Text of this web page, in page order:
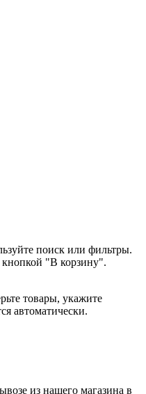
поиск или фильтры.
кнопкой "В корзину".
товары, укажите
автоматически.
из нашего магазина в